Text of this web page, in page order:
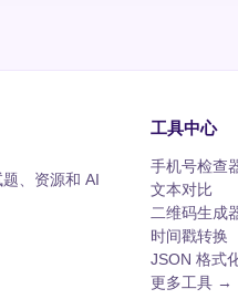
、资源和 AI
工具中心
手机号检查
文本对比
二维码生成
时间戳转换
JSON 格式
更多工具 →